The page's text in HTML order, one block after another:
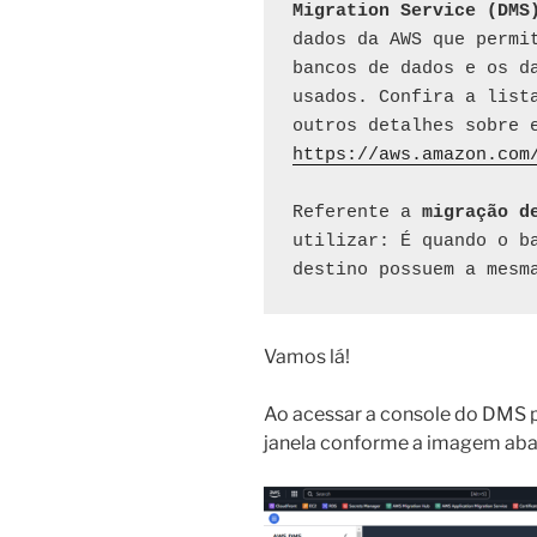
Migration Service
dados da AWS que
bancos de dados e os
usados. Confira a
outros detalhes sobre
https://
Referente a migração
utilizar: É quando o
destino possuem a
Vamos lá!
Ao acessar a console do DMS
janela conforme a imagem